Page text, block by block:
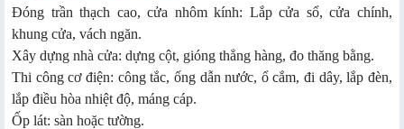
Đóng trần thạch cao, cửa nhôm kính: Lắp cửa sổ, cửa chính,
khung cửa, vách ngăn.
Xây dựng nhà cửa: dựng cột, gióng thẳng hàng, đo thăng bằng.
Thi công cơ điện: công tắc, ống dẫn nước, ổ cắm, đi dây, lắp đèn,
lắp điều hòa nhiệt độ, máng cáp.
Ốp lát: sàn hoặc tường.